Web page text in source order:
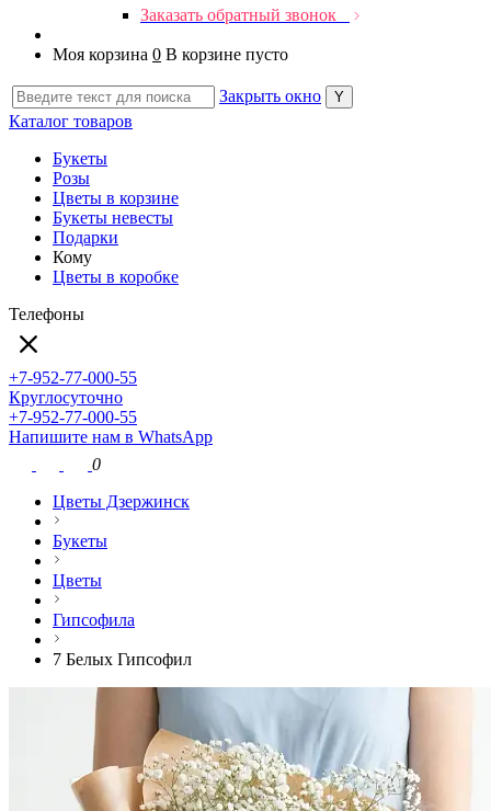
Заказать обратный звонок
Моя корзина 0 В корзине пусто
Закрыть окно
Каталог товаров
Букеты
Розы
Цветы в корзине
Букеты невесты
Подарки
Кому
Цветы в коробке
Телефоны
+7-952-77-000-55
Круглосуточно
+7-952-77-000-55
Напишите нам в WhatsApp
0
Цветы Дзержинск
Букеты
Цветы
Гипсофила
7 Белых Гипсофил